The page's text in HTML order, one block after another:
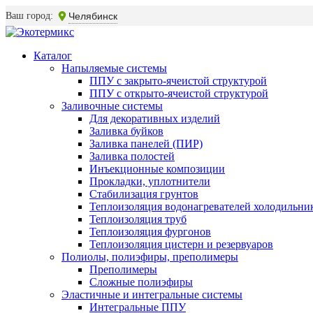
Ваш город: Челябинск
Каталог
Напыляемые системы
ППУ с закрыто-ячеистой структурой
ППУ с открыто-ячеистой структурой
Заливочные системы
Для декоративных изделий
Заливка буйков
Заливка панелей (ПИР)
Заливка полостей
Инъекционные композиции
Прокладки, уплотнители
Стабилизация грунтов
Теплоизоляция водонагревателей
Теплоизоляция труб
Теплоизоляция фургонов
Теплоизоляция цистерн и резервуаров
Полиолы, полиэфиры, преполимеры
Преполимеры
Сложные полиэфиры
Эластичные и интегральные системы
Интегральные ППУ